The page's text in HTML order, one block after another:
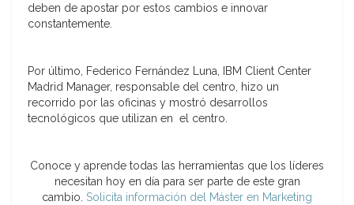
deben de apostar por estos cambios e innovar
constantemente.
Por último, Federico Fernández Luna, IBM Client Center
Madrid Manager, responsable del centro, hizo un
recorrido por las oficinas y mostró desarrollos
tecnológicos que utilizan en el centro.
Conoce y aprende todas las herramientas que los líderes
necesitan hoy en día para ser parte de este gran
cambio. Solicita información del Máster en Marketing